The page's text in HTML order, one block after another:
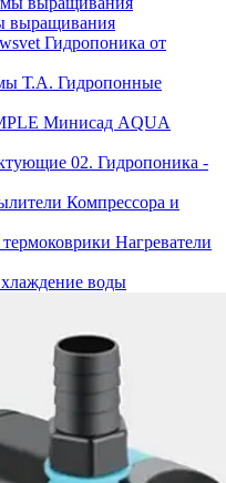
выращивания
Гидропоника от
Гидропонные
Минисад AQUA
02. Гидропоника -
Компрессора и
Нагреватели
воды